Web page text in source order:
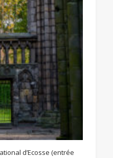
d’Ecosse (entrée